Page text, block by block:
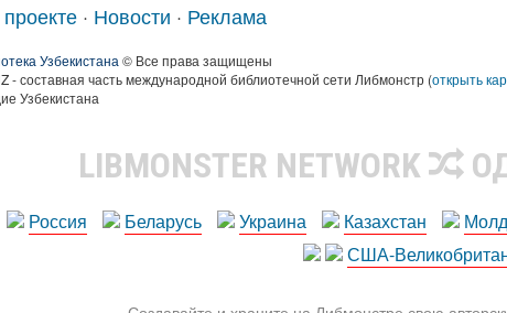
· Новости · Реклама
Узбекистана © Все права защищены
- составная часть международной библиотечной сети Либмонстр (открыть
Узбекистана
LIBMONSTER NETWORK
Россия Беларусь Украина Казахстан
США-